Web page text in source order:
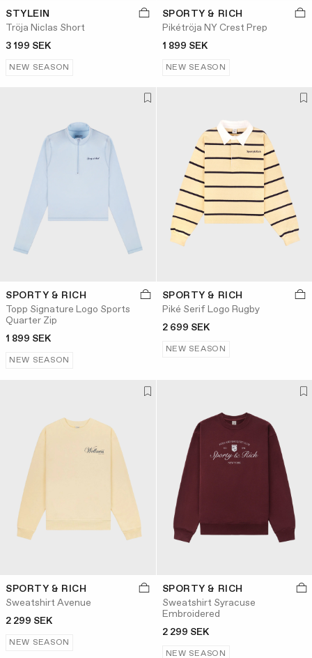
STYLEIN
Tröja Niclas Short
3 199 SEK
NEW SEASON
SPORTY & RICH
Pikétröja NY Crest Prep
1 899 SEK
NEW SEASON
SPORTY & RICH
Topp Signature Logo Sports
Quarter Zip
1 899 SEK
NEW SEASON
SPORTY & RICH
Piké Serif Logo Rugby
2 699 SEK
NEW SEASON
SPORTY & RICH
Sweatshirt Avenue
2 299 SEK
NEW SEASON
SPORTY & RICH
Sweatshirt Syracuse
Embroidered
2 299 SEK
NEW SEASON